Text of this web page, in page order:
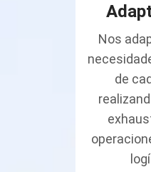
Nos
de